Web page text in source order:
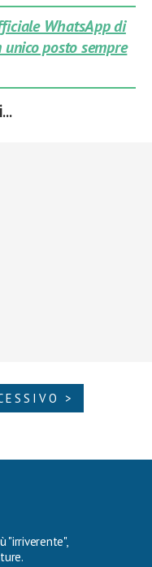
WhatsApp di
posto sempre
>
"irriverente",